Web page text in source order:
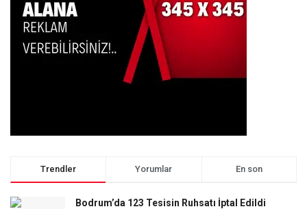
Trendler Yorumlar En son
Bodrum’da 123 Tesisin Ruhsatı İptal Edildi